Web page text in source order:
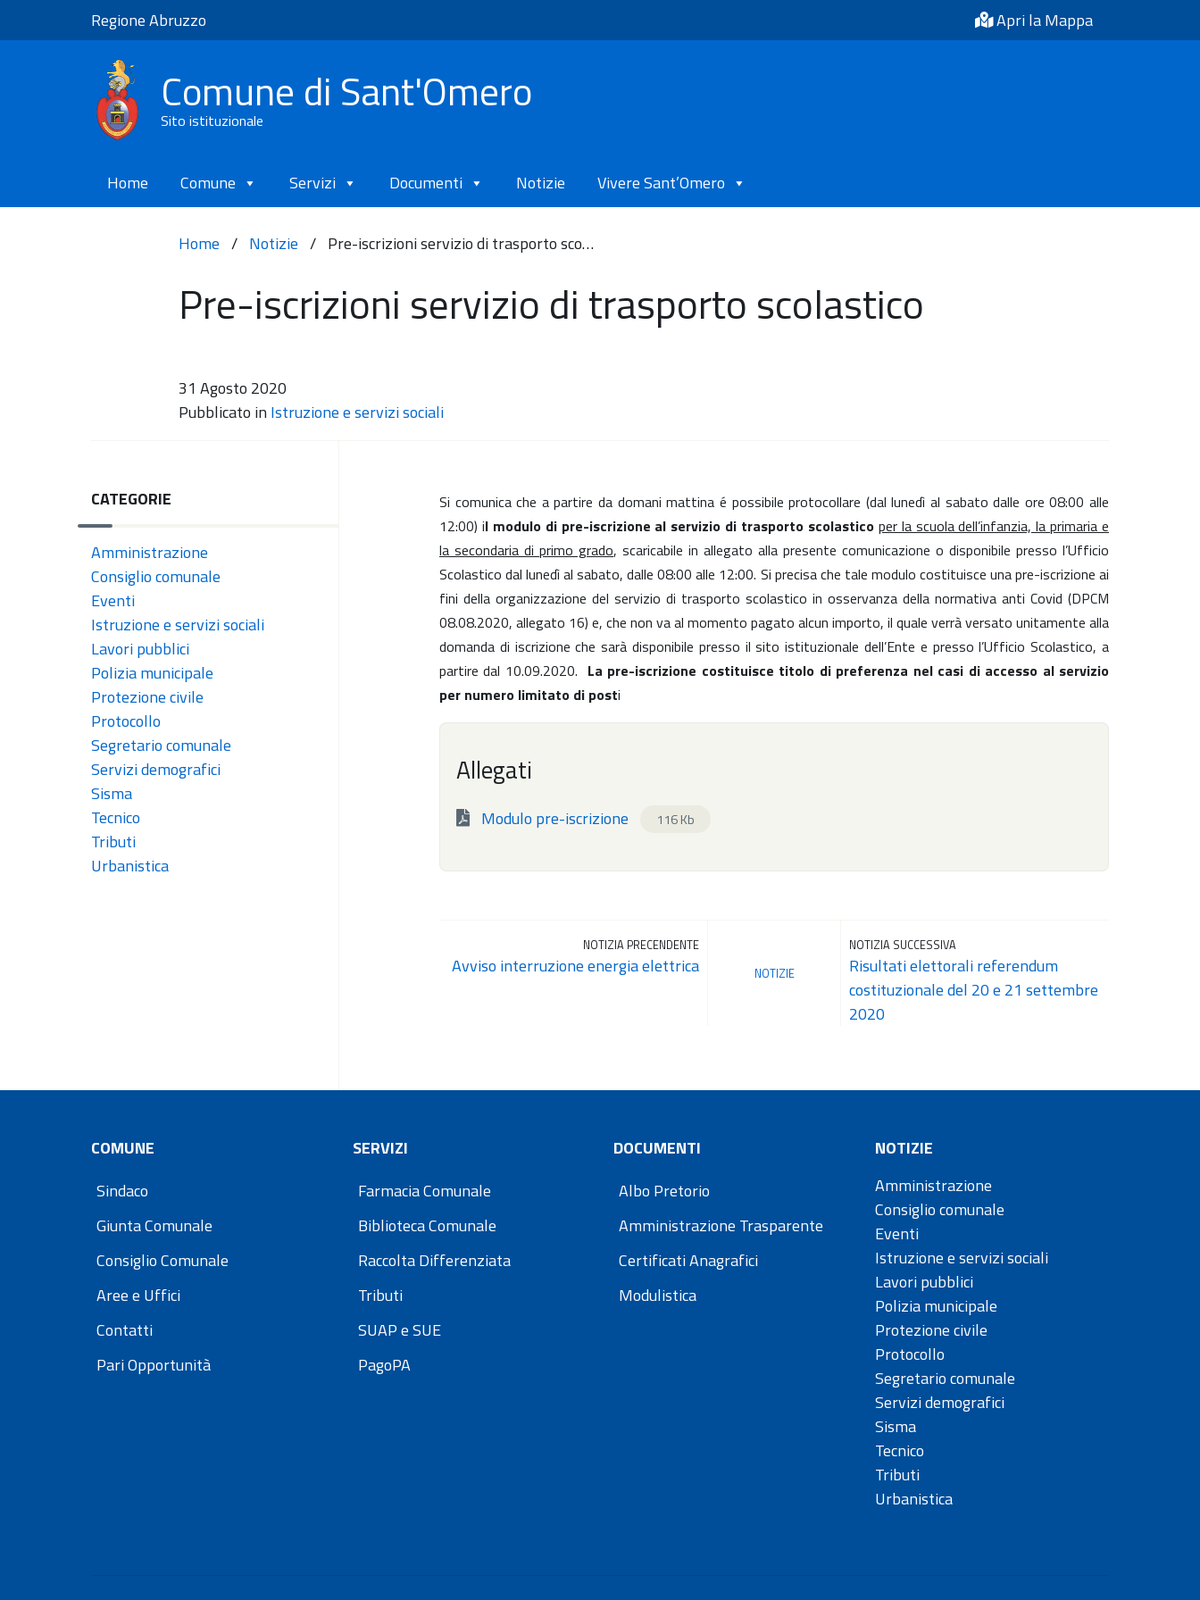
Regione Abruzzo Apri la Mappa
Comune di Sant'Omero
Sito istituzionale
Home Comune Servizi Documenti Notizie Vivere Sant’Omero
Home / Notizie / Pre-iscrizioni servizio di trasporto sco…
Pre-iscrizioni servizio di trasporto scolastico
31 Agosto 2020
Pubblicato in Istruzione e servizi sociali
Si comunica che a partire da domani mattina é possibile protocollare (dal lunedì al sabato dalle ore 08:00 alle
12:00) il modulo di pre-iscrizione al servizio di trasporto scolastico per la scuola dell’infanzia, la primaria e
la secondaria di primo grado, scaricabile in allegato alla presente comunicazione o disponibile presso l’Ufficio
Scolastico dal lunedì al sabato, dalle 08:00 alle 12:00. Si precisa che tale modulo costituisce una pre-iscrizione ai
fini della organizzazione del servizio di trasporto scolastico in osservanza della normativa anti Covid (DPCM
08.08.2020, allegato 16) e, che non va al momento pagato alcun importo, il quale verrà versato unitamente alla
domanda di iscrizione che sarà disponibile presso il sito istituzionale dell’Ente e presso l’Ufficio Scolastico, a
partire dal 10.09.2020. La pre-iscrizione costituisce titolo di preferenza nel casi di accesso al servizio
per numero limitato di posti
Allegati
Modulo pre-iscrizione 116 Kb
NOTIZIA PRECENDENTE
Avviso interruzione energia elettrica NOTIZIE
NOTIZIA SUCCESSIVA
Risultati elettorali referendum
costituzionale del 20 e 21 settembre
2020
CATEGORIE
Amministrazione
Consiglio comunale
Eventi
Istruzione e servizi sociali
Lavori pubblici
Polizia municipale
Protezione civile
Protocollo
Segretario comunale
Servizi demografici
Sisma
Tecnico
Tributi
Urbanistica
COMUNE
Sindaco
Giunta Comunale
Consiglio Comunale
Aree e Uffici
Contatti
Pari Opportunità
SERVIZI
Farmacia Comunale
Biblioteca Comunale
Raccolta Differenziata
Tributi
SUAP e SUE
PagoPA
DOCUMENTI
Albo Pretorio
Amministrazione Trasparente
Certificati Anagrafici
Modulistica
NOTIZIE
Amministrazione
Consiglio comunale
Eventi
Istruzione e servizi sociali
Lavori pubblici
Polizia municipale
Protezione civile
Protocollo
Segretario comunale
Servizi demografici
Sisma
Tecnico
Tributi
Urbanistica